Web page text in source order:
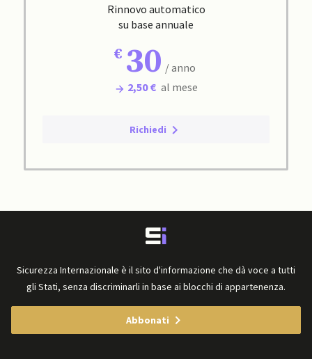
Rinnovo automatico
su base annuale
30 / anno
2,50 € al mese
Richiedi
Sicurezza Internazionale è il sito d'informazione che dà voce a tutti
gli Stati, senza discriminarli in base ai blocchi di appartenenza.
Abbonati